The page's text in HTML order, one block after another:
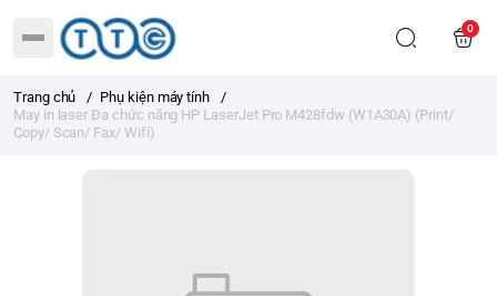
0
Trang chủ / Phụ kiện máy tính
/
May in laser Đa chức năng HP LaserJet Pro M428fdw (W1A30A) (Print/
Copy/ Scan/ Fax/ Wifi)